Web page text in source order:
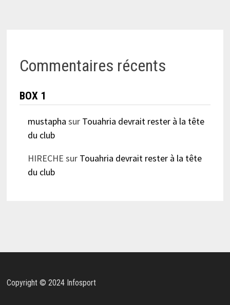
Commentaires récents
BOX 1
mustapha sur Touahria devrait rester à la tête
du club
HIRECHE sur Touahria devrait rester à la tête
du club
Copyright © 2024 Infosport